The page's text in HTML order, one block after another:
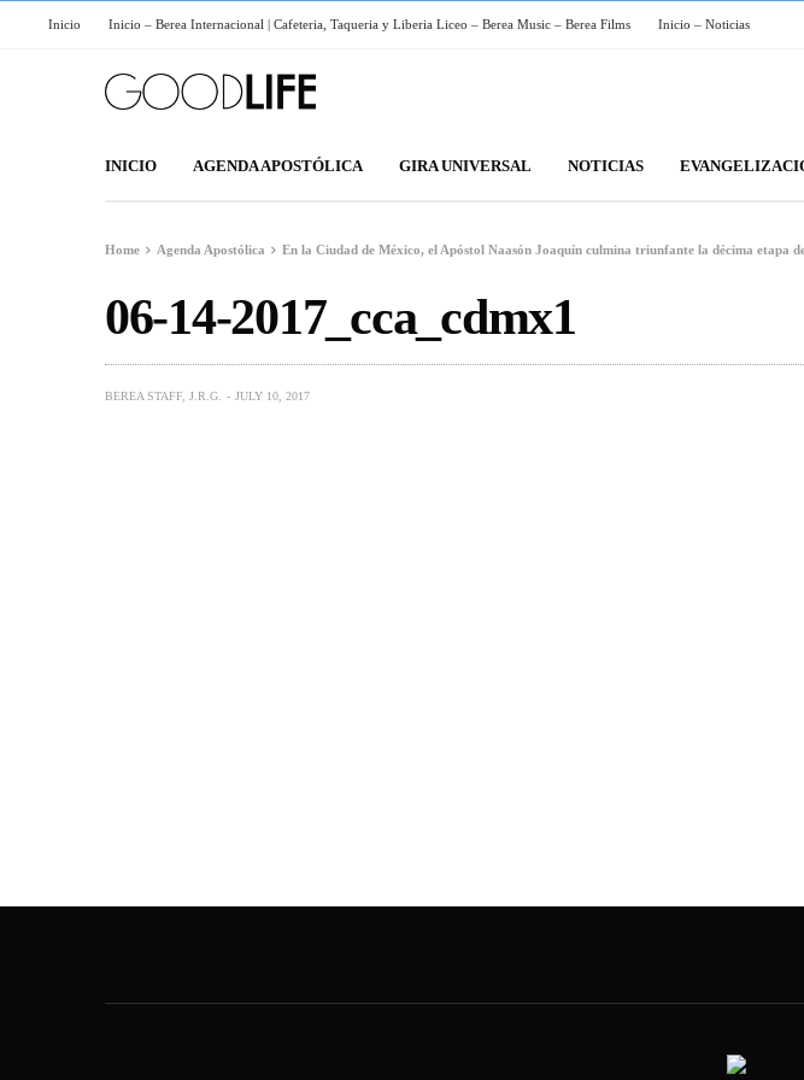
Inicio Inicio – Berea Internacional | Cafeteria, Taqueria y Liberia Liceo – Berea Music – Berea Films Inicio – Noticias
INICIO AGENDA APOSTÓLICA GIRA UNIVERSAL NOTICIAS
Home Agenda Apostólica En la Ciudad de México, el Apóstol Naasón Joaquín culmina triunfante la décima etapa
06-14-2017_cca_cdmx1
BEREA STAFF, J.R.G. JULY 10, 2017